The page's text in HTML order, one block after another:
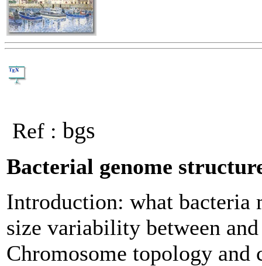
Ref : bgs
Bacterial genome
Introduction: what bacteria
size variability between
Chromosome topology and